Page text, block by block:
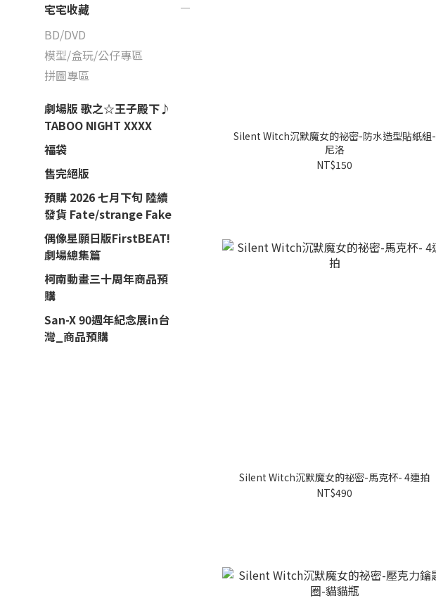
宅宅收藏
BD/DVD
模型/盒玩/公仔專區
拼圖專區
劇場版 歌之☆王子殿下♪
TABOO NIGHT XXXX
福袋
售完絕版
預購 2026 七月下旬 陸續
發貨 Fate/strange Fake
偶像星願日版FirstBEAT!
劇場總集篇
柯南動畫三十周年商品預
購
San-X 90週年紀念展in台
灣_商品預購
Silent Witch沉默魔女的祕密-防水造型貼紙組-
尼洛
NT$150
Silent Witch沉默魔女的祕密-馬克杯- 4連拍
NT$490